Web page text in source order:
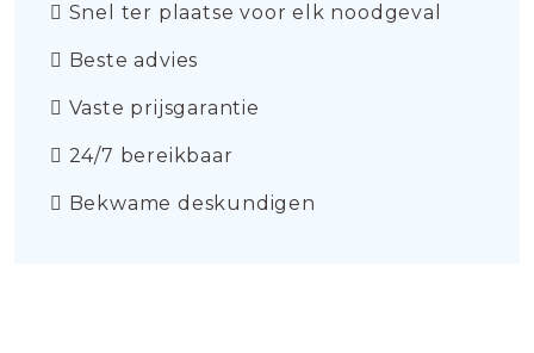
Snel ter plaatse voor elk noodgeval
Beste advies
Vaste prijsgarantie
24/7 bereikbaar
Bekwame deskundigen